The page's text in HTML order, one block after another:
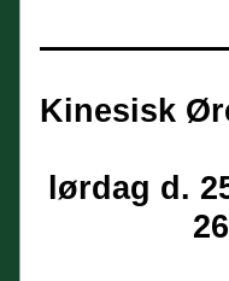
Kinesisk
lørdag d.